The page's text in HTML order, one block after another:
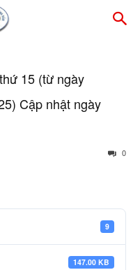
15 (từ ngày
Cập nhật ngày
0
9
147.00 KB